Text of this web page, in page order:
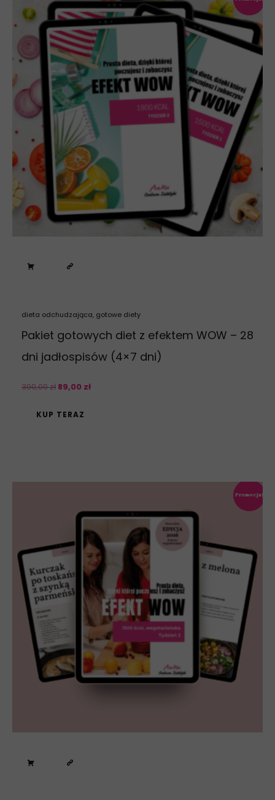
dieta odchudzająca, gotowe diety
Pakiet gotowych diet z efektem WOW – 28
dni jadłospisów (4×7 dni)
300,00zł 89,00 zł
KUP TERAZ
Promocja!